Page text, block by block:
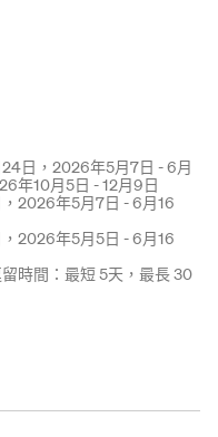
日，2026年5月7日 - 6月
年10月5日 - 12月9日
2026年5月7日 - 6月16
2026年5月5日 - 6月16
時間：最短 5天，最長 30